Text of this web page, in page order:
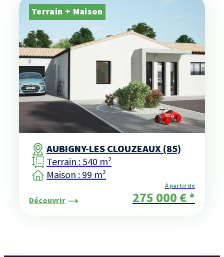
Terrain + Maison
AUBIGNY-LES CLOUZEAUX (85)
Terrain : 540 m²
Maison : 99 m²
À partir de
275 000 € *
Découvrir